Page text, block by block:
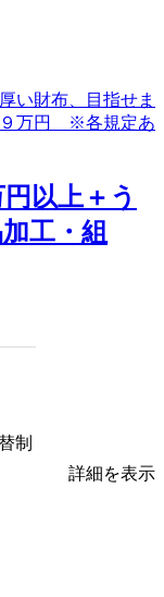
以上＋う
工・組
制
詳細を表示